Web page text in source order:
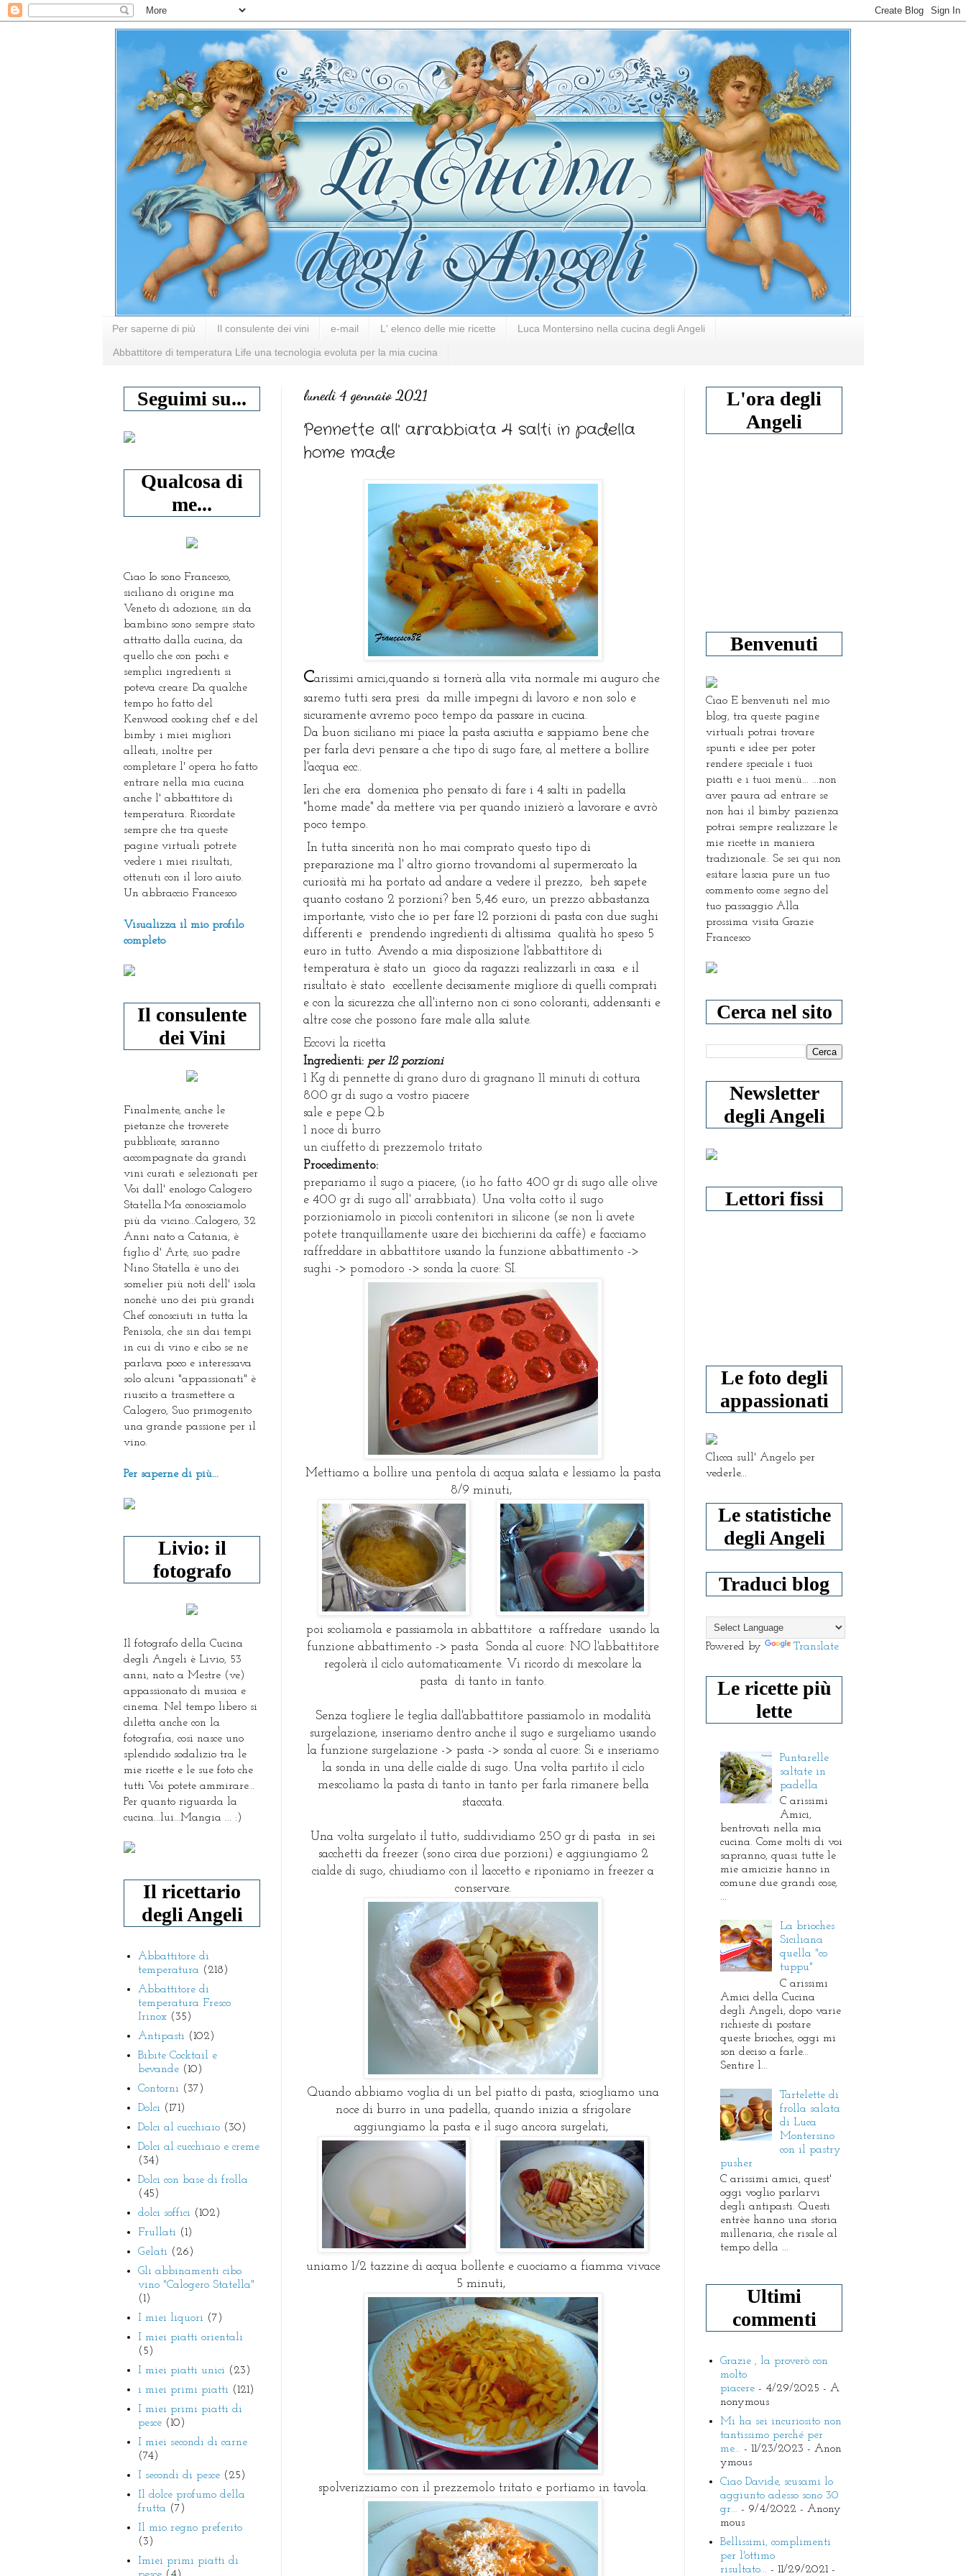
Per saperne di più Il consulente dei vini e-mail L' elenco delle mie ricette Luca Montersino nella cucina degli Angeli
Abbattitore di temperatura Life una tecnologia evoluta per la mia cucina
lunedì 4 gennaio 2021
Pennette all' arrabbiata 4 salti in padella
home made
Carissimi amici,quando si tornerà alla vita normale mi auguro che
saremo tutti sera presi  da mille impegni di lavoro e non solo e
sicuramente avremo poco tempo da passare in cucina.
Da buon siciliano mi piace la pasta asciutta e sappiamo bene che
per farla devi pensare a che tipo di sugo fare, al mettere a bollire
l'acqua ecc..
Ieri che era  domenica pho pensato di fare i 4 salti in padella
"home made" da mettere via per quando inizierò a lavorare e avrò
poco tempo.
preparazione ma l' altro giorno trovandomi al supermercato la
curiosità mi ha portato ad andare a vedere il prezzo,  beh sapete
quanto costano 2 porzioni? ben 5,46 euro, un prezzo abbastanza
importante, visto che io per fare 12 porzioni di pasta con due sughi
differenti e  prendendo ingredienti di altissima  qualità ho speso 5
euro in tutto. Avendo a mia disposizione l'abbattitore di
temperatura è stato un  gioco da ragazzi realizzarli in casa  e il
risultato è stato  eccellente decisamente migliore di quelli comprati
e con la sicurezza che all'interno non ci sono coloranti, addensanti e
altre cose che possono fare male alla salute.
Eccovi la ricetta
Ingredienti: per 12 porzioni
1 Kg di pennette di grano duro di gragnano 11 minuti di cottura
800 gr di sugo a vostro piacere
sale e pepe Q.b
1 noce di burro
un ciuffetto di prezzemolo tritato
Procedimento:
prepariamo il sugo a piacere, (io ho fatto 400 gr di sugo alle olive
e 400 gr di sugo all' arrabbiata). Una volta cotto il sugo
porzioniamolo in piccoli contenitori in silicone (se non li avete
potete tranquillamente usare dei bicchierini da caffè) e facciamo
raffreddare in abbattitore usando la funzione abbattimento ->
sughi -> pomodoro -> sonda la cuore: SI.
Mettiamo a bollire una pentola di acqua salata e lessiamo la pasta
8/9 minuti,
poi scoliamola e passiamola in abbattitore a raffredare usando la
funzione abbattimento -> pasta Sonda al cuore: NO l'abbattitore
regolerà il ciclo automaticamente. Vi ricordo di mescolare la
pasta di tanto in tanto.
Senza togliere le teglia dall'abbattitore passiamolo in modalità
surgelazione, inseriamo dentro anche il sugo e surgeliamo usando
la funzione surgelazione -> pasta -> sonda al cuore: Si e inseriamo
la sonda in una delle cialde di sugo. Una volta partito il ciclo
mescoliamo la pasta di tanto in tanto per farla rimanere bella
staccata.
Una volta surgelato il tutto, suddividiamo 250 gr di pasta in sei
sacchetti da freezer (sono circa due porzioni) e aggiungiamo 2
cialde di sugo, chiudiamo con il laccetto e riponiamo in freezer a
conservare.
Quando abbiamo voglia di un bel piatto di pasta, sciogliamo una
noce di burro in una padella, quando inizia a sfrigolare
aggiungiamo la pasta e il sugo ancora surgelati,
uniamo 1/2 tazzine di acqua bollente e cuociamo a fiamma vivace
5 minuti,
spolverizziamo con il prezzemolo tritato e portiamo in tavola.
Seguimi su...
Qualcosa di
me...
Ciao Io sono Francesco,
siciliano di origine ma
Veneto di adozione, sin da
bambino sono sempre stato
attratto dalla cucina, da
quello che con pochi e
semplici ingredienti si
poteva creare. Da qualche
tempo ho fatto del
Kenwood cooking chef e del
bimby i miei migliori
alleati, inoltre per
completare l' opera ho fatto
entrare nella mia cucina
anche l' abbattitore di
temperatura. Ricordate
sempre che tra queste
pagine virtuali potrete
vedere i miei risultati,
ottenuti con il loro aiuto.
Un abbraccio Francesco
Visualizza il mio profilo
completo
Il consulente
dei Vini
Finalmente, anche le
pietanze che troverete
pubblicate, saranno
accompagnate da grandi
vini curati e selezionati per
Voi dall' enologo Calogero
Statella.Ma conosciamolo
più da vicino...Calogero, 32
Anni nato a Catania, è
figlio d' Arte, suo padre
Nino Statella è uno dei
somelier più noti dell' isola
nonchè uno dei più grandi
Chef conosciuti in tutta la
Penisola, che sin dai tempi
in cui di vino e cibo se ne
parlava poco e interessava
solo alcuni "appassionati" è
riuscito a trasmettere a
Calogero, Suo primogenito
una grande passione per il
vino.
Per saperne di più...
Livio: il
fotografo
Il fotografo della Cucina
degli Angeli è Livio, 53
anni, nato a Mestre (ve)
appassionato di musica e
cinema. Nel tempo libero si
diletta anche con la
fotografia, così nasce uno
splendido sodalizio tra le
mie ricette e le sue foto che
tutti Voi potete ammirare...
Per quanto riguarda la
cucina...lui...Mangia ... :)
Il ricettario
degli Angeli
Abbattitore di
temperatura (218)
Abbattitore di
temperatura Fresco
Irinox (35)
Antipasti (102)
Bibite Cocktail e
bevande (10)
Contorni (37)
Dolci (171)
Dolci al cucchiaio (30)
Dolci al cucchiaio e creme
(34)
Dolci con base di frolla
(45)
dolci soffici (102)
Frullati (1)
Gelati (26)
Gli abbinamenti cibo
vino "Calogero Statella"
(1)
I miei liquori (7)
I miei piatti orientali
(5)
I miei piatti unici (23)
i miei primi piatti (121)
I miei primi piatti di
pesce (10)
I miei secondi di carne
(74)
I secondi di pesce (25)
Il dolce profumo della
frutta (7)
Il mio regno preferito
(3)
Imiei primi piatti di
L'ora degli
Angeli
Benvenuti
Ciao E benvenuti nel mio
blog, tra queste pagine
virtuali potrai trovare
spunti e idee per poter
rendere speciale i tuoi
piatti e i tuoi menù... ...non
aver paura ad entrare se
non hai il bimby pazienza
potrai sempre realizzare le
mie ricette in maniera
tradizionale.. Se sei qui non
esitare lascia pure un tuo
commento come segno del
tuo passaggio Alla
prossima visita Grazie
Francesco
Cerca nel sito
Newsletter
degli Angeli
Lettori fissi
Le foto degli
appassionati
Clicca sull' Angelo per
vederle...
Le statistiche
degli Angeli
Traduci blog
Powered by Translate
Le ricette più
lette
Puntarelle
saltate in
padella
C arissimi
Amici,
bentrovati nella mia
cucina. Come molti di voi
sapranno, quasi tutte le
mie amicizie hanno in
comune due grandi cose,
...
La brioches
Siciliana
quella "co
tuppu"
C arissimi
Amici della Cucina
degli Angeli, dopo varie
richieste di postare
queste brioches, oggi mi
son deciso a farle...
Sentire l...
Tartelette di
frolla salata
di Luca
Montersino
con il pastry
pusher
C arissimi amici, quest'
oggi voglio parlarvi
degli antipasti. Questi
entrèe hanno una storia
millenaria, che risale al
tempo della ...
Ultimi
commenti
Grazie , la proverò con
molto
piacere - 4/29/2025 - A
nonymous
Mi ha sei incuriosito non
tantissimo perché per
me... - 11/23/2023 - Anon
ymous
Ciao Davide, scusami lo
aggiunto adesso sono 30
gr... - 9/4/2022 - Anony
mous
Bellissimi, complimenti
per l'ottimo
risultato... - 11/29/2021-